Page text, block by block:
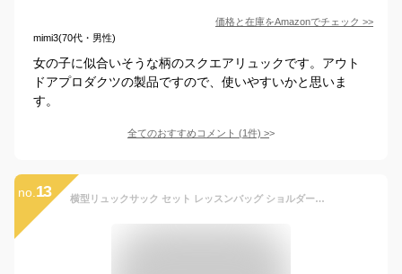
価格と在庫をAmazonでチェック >>
mimi3(70代・男性)
女の子に似合いそうな柄のスクエアリュックです。アウト
ドアプロダクツの製品ですので、使いやすいかと思いま
す。
全てのおすすめコメント (1件) >
no. 13 横型リュックサック セット レッスンバッグ ショルダー付き トートバッグ 通学バッグ 習い事バッグ 子供バッグ キッズバッグ 塾バッグ 3WAY A4 撥水 ペンケース 筆箱 文房具 大容量 2段 おしゃれ かわいい 小学生 男の子 女の子 キッズ kids-new-design 240315-p10